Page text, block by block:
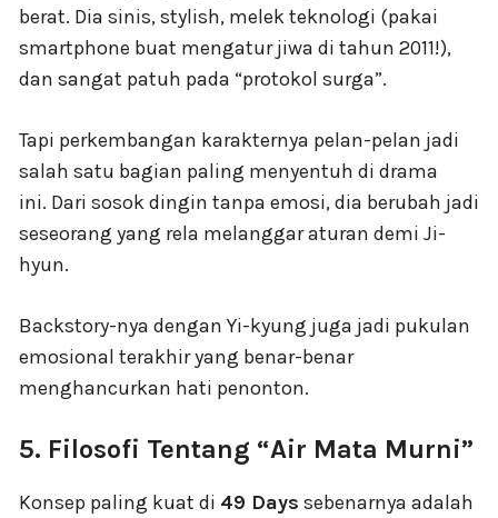
berat. Dia sinis, stylish, melek teknologi (pakai
smartphone buat mengatur jiwa di tahun 2011!),
dan sangat patuh pada “protokol surga”.
Tapi perkembangan karakternya pelan-pelan jadi
salah satu bagian paling menyentuh di drama
ini. Dari sosok dingin tanpa emosi, dia berubah jadi
seseorang yang rela melanggar aturan demi Ji-
hyun.
Backstory-nya dengan Yi-kyung juga jadi pukulan
emosional terakhir yang benar-benar
menghancurkan hati penonton.
5. Filosofi Tentang “Air Mata Murni”
Konsep paling kuat di 49 Days sebenarnya adalah